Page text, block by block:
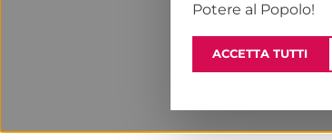
Potere al Popolo!
ACCETTA TUTTI